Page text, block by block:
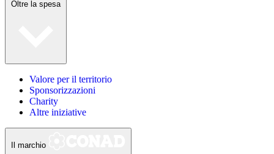
Oltre la spesa
Valore per il territorio
Sponsorizzazioni
Charity
Altre iniziative
Il marchio